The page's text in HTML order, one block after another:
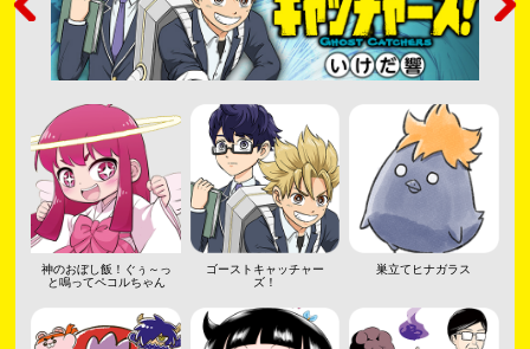
神のおぼし飯！ぐぅ～っ
と鳴ってペコルちゃん
ゴーストキャッチャー
ズ！
巣立てヒナガラス